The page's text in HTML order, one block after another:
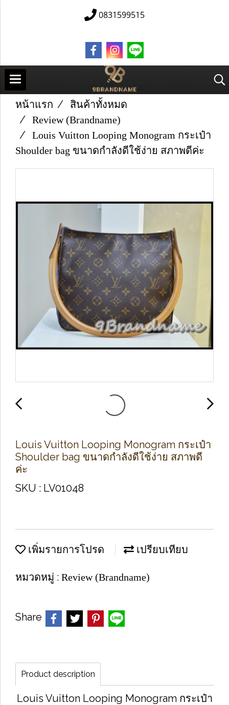
0831599515
หน้าแรก
สินค้าทั้งหมด
Review (Brandname)
Louis Vuitton Looping Monogram กระเป๋า
Shoulder bag ขนาดกำลังดีใช้ง่าย สภาพดีค่ะ
Louis Vuitton Looping Monogram กระเป๋า
Shoulder bag ขนาดกำลังดีใช้ง่าย สภาพดี
ค่ะ
SKU : LV01048
เพิ่มรายการโปรด เปรียบเทียบ
หมวดหมู่ : Review (Brandname)
Share
Product description
Louis Vuitton Looping Monogram กระเป๋า